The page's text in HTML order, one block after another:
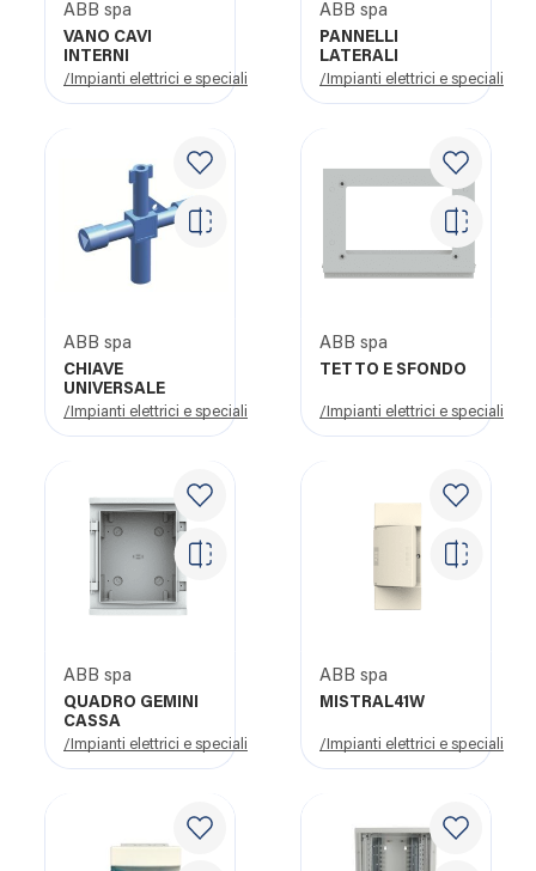
ABB spa
VANO CAVI
INTERNI
/Impianti elettrici e speciali
ABB spa
PANNELLI
LATERALI
/Impianti elettrici e speciali
ABB spa
CHIAVE
UNIVERSALE
/Impianti elettrici e speciali
ABB spa
TETTO E SFONDO
/Impianti elettrici e speciali
ABB spa
QUADRO GEMINI
CASSA
/Impianti elettrici e speciali
ABB spa
MISTRAL41W
/Impianti elettrici e speciali